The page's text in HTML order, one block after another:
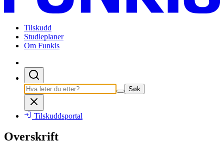
Tilskudd
Studieplaner
Om Funkis
Søk
Tilskuddsportal
Overskrift